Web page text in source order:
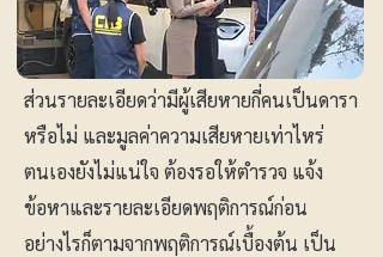
ส่วนรายละเอียดว่ามีผู้เสียหายกี่คนเป็นดารา
หรือไม่ และมูลค่าความเสียหายเท่าไหร่
ตนเองยังไม่แน่ใจ ต้องรอให้ตำรวจ แจ้ง
ข้อหาและรายละเอียดพฤติการณ์ก่อน
อย่างไรก็ตามจากพฤติการณ์เบื้องต้น เป็น